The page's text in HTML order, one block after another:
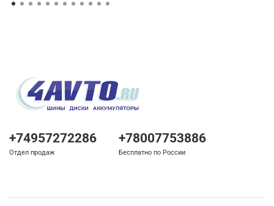
+74957272286
Отдел продаж
+78007753886
Бесплатно по России